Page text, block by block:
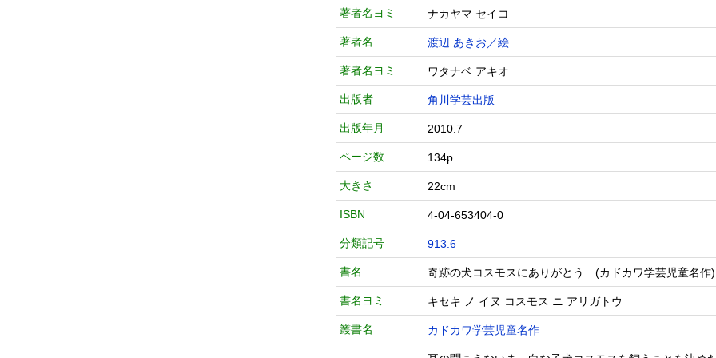
著者名ヨミ ナカヤマ セイコ
著者名 渡辺 あきお／絵
著者名ヨミ ワタナベ アキオ
出版者 角川学芸出版
出版年月 2010.7
ページ数 134p
大きさ 22cm
ISBN 4-04-653404-0
分類記号 913.6
書名 奇跡の犬コスモスにありがとう (カドカワ学芸児
書名ヨミ キセキ ノ イヌ コスモス ニ アリガトウ
叢書名 カドカワ学芸児童名作